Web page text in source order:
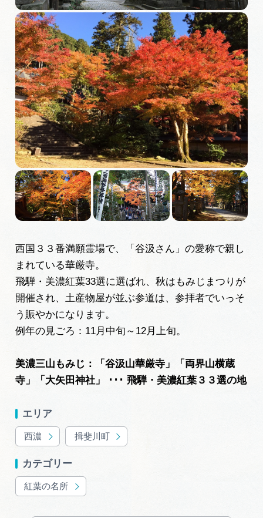
動画ライブラリー
お問い合わせ
運営組織
広告掲載
サイトポリシー
西国３３番満願霊場で、「谷汲さん」の愛称で親し
まれている華厳寺。
飛騨・美濃紅葉33選に選ばれ、秋はもみじまつりが
開催され、土産物屋が並ぶ参道は、参拝者でいっそ
う賑やかになります。
例年の見ごろ：11月中旬～12月上旬。
美濃三山もみじ：「谷汲山華厳寺」「両界山横蔵
寺」「大矢田神社」 ･･･ 飛騨・美濃紅葉３３選の地
エリア
西濃 揖斐川町
カテゴリー
紅葉の名所